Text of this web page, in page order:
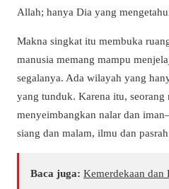
Allah; hanya Dia yang
Makna singkat itu membuka
manusia memang mampu
segalanya. Ada wilayah yang
yang tunduk. Karena itu,
menyeimbangkan nalar dan
siang dan malam, ilmu dan
Baca juga: Kemerdekaan dan